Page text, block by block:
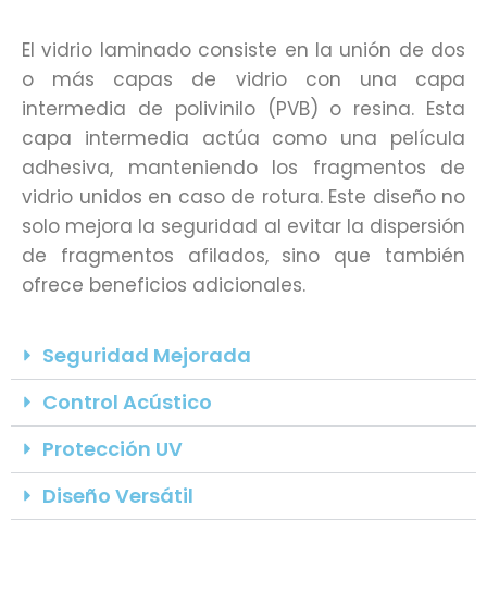
El vidrio laminado consiste en la unión de dos
o más capas de vidrio con una capa
intermedia de polivinilo (PVB) o resina. Esta
capa intermedia actúa como una película
adhesiva, manteniendo los fragmentos de
vidrio unidos en caso de rotura. Este diseño no
solo mejora la seguridad al evitar la dispersión
de fragmentos afilados, sino que también
ofrece beneficios adicionales.
Seguridad Mejorada
Control Acústico
Protección UV
Diseño Versátil